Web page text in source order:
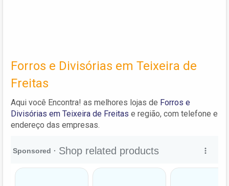
Forros e Divisórias em Teixeira de
Freitas
Aqui você Encontra! as melhores lojas de Forros e
Divisórias em Teixeira de Freitas e região, com telefone e
endereço das empresas.